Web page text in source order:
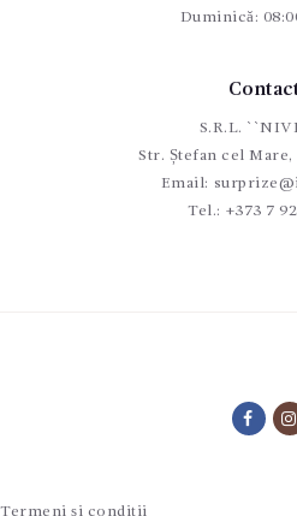
Duminică:
S.R.L.
Str. Ștefan cel Mare,
Email:
Tel.: +373 7
Termeni și condiții